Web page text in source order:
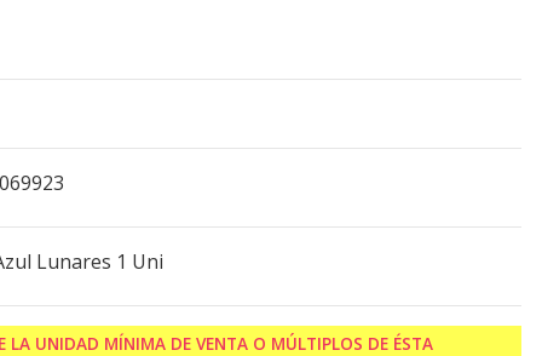
Lunares 1 Uni
LA UNIDAD MÍNIMA DE VENTA O MÚLTIPLOS DE ÉSTA